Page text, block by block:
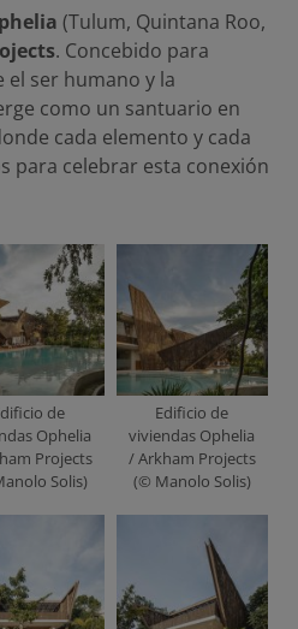
(Tulum, Quintana Roo,
. Concebido para
ser humano y la
como un santuario en
cada elemento y cada
para celebrar esta conexión
de
Ophelia
Projects
Solis)
Edificio de
viviendas Ophelia
/ Arkham Projects
(© Manolo Solis)